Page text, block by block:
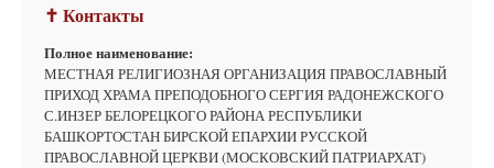
✝ Контакты
Полное наименование:
МЕСТНАЯ РЕЛИГИОЗНАЯ ОРГАНИЗАЦИЯ ПРАВОСЛАВНЫЙ
ПРИХОД ХРАМА ПРЕПОДОБНОГО СЕРГИЯ РАДОНЕЖСКОГО
С.ИНЗЕР БЕЛОРЕЦКОГО РАЙОНА РЕСПУБЛИКИ
БАШКОРТОСТАН БИРСКОЙ ЕПАРХИИ РУССКОЙ
ПРАВОСЛАВНОЙ ЦЕРКВИ (МОСКОВСКИЙ ПАТРИАРХАТ)